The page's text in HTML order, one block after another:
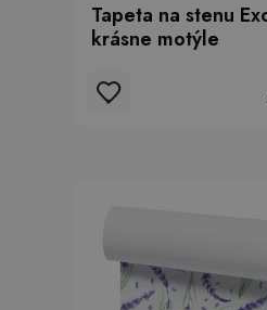
Tapeta na stenu
krásne motýle